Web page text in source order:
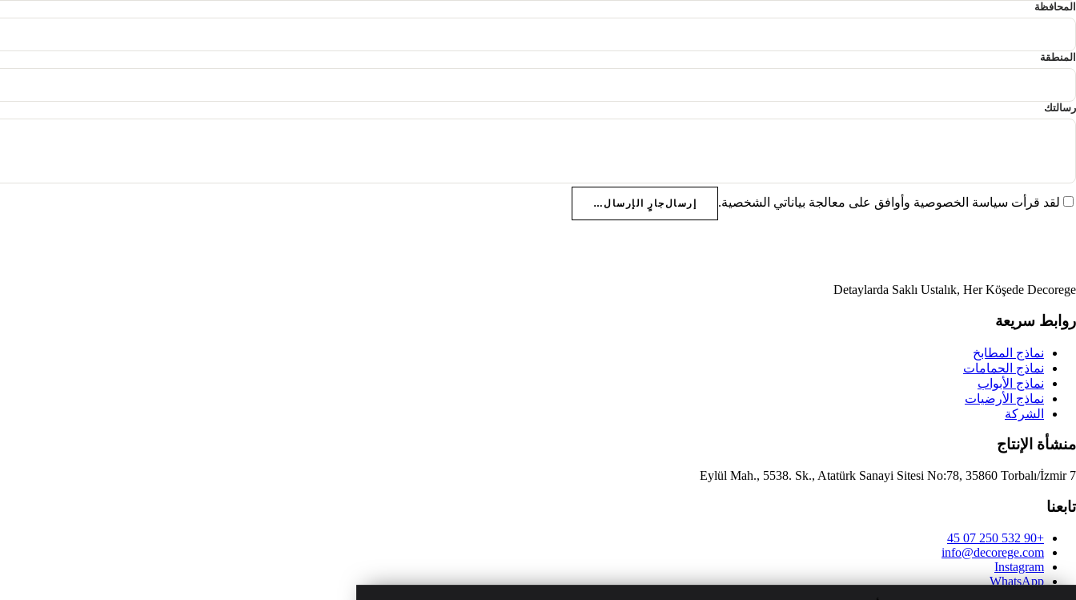
المحافظة
المنطقة
رسالتك
لقد قرأت سياسة الخصوصية وأوافق على معالجة بياناتي الشخصية. إرسالجارٍ الإرسال…
Detaylarda Saklı Ustalık, Her Köşede Decorege
روابط سريعة
نماذج المطابخ
نماذج الحمامات
نماذج الأبواب
نماذج الأرضيات
الشركة
منشأة الإنتاج
7 Eylül Mah., 5538. Sk., Atatürk Sanayi Sitesi No:78, 35860 Torbalı/İzmir
تابعنا
+90 532 250 07 45
info@decorege.com
Instagram
WhatsApp